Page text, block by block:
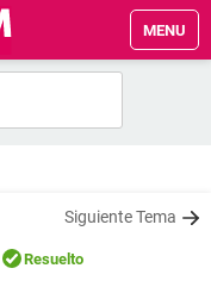
MENU
Siguiente Tema
Resuelto